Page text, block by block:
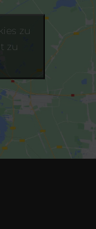
zu
zu